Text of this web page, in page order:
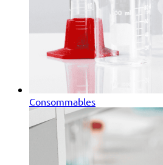
Consommables